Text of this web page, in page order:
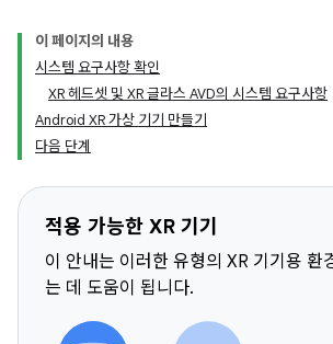
이 페이지의 내용
시스템 요구사항 확인
XR 헤드셋 및 XR 글라스 AVD의 시스템 요구사항
Android XR 가상 기기 만들기
다음 단계
적용 가능한 XR 기기
이 안내는 이러한 유형의 XR 기기용 환
는 데 도움이 됩니다.